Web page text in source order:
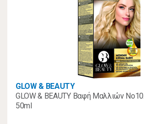
GLOW & BEAUTY
GLOW & BEAUTY Βαφή Μαλλιών
50ml